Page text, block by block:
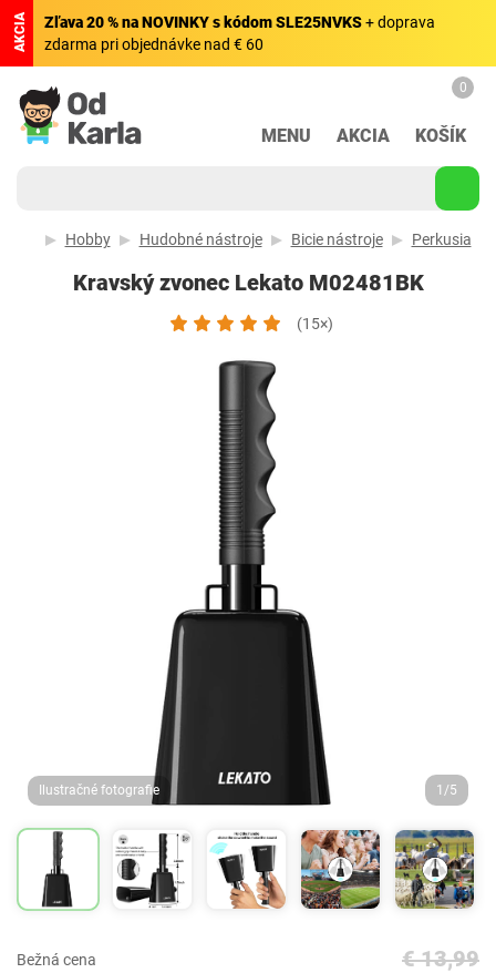
AKCIA Zľava 20 % na NOVINKY s kódom SLE25NVKS+ doprava
zdarma pri objednávke nad € 60
MENU AKCIA
0
KOŠÍK
Hobby Hudobné nástroje Bicie nástroje Perkusia
Kravský zvonec Lekato ‎M02481BK
(15×)
Ilustračné fotografie 1/5
Bežná cena € 13,99